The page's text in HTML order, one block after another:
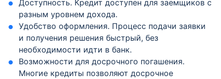
Доступность. Кредит доступен для заемщиков с
разным уровнем дохода.
Удобство оформления. Процесс подачи заявки
и получения решения быстрый, без
необходимости идти в банк.
Возможности для досрочного погашения.
Многие кредиты позволяют досрочное